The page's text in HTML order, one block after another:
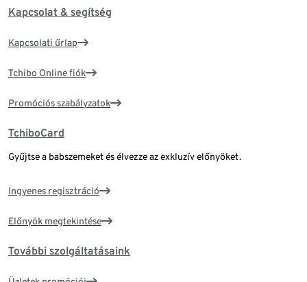
Kapcsolat & segítség
Kapcsolati űrlap
Tchibo Online fiók
Promóciós szabályzatok
TchiboCard
Gyűjtse a babszemeket és élvezze az exkluzív előnyöket.
Ingyenes regisztráció
Előnyök megtekintése
További szolgáltatásaink